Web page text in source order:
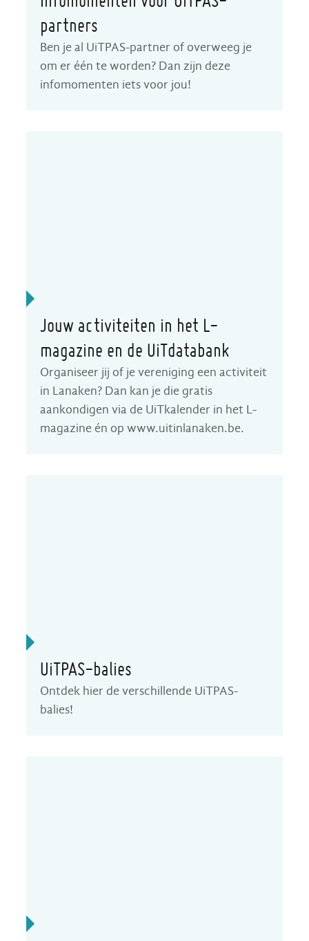
partners
Ben je al UiTPAS-partner of overweeg je
om er één te worden? Dan zijn deze
infomomenten iets voor jou!
Jouw activiteiten in het L-
magazine en de UiTdatabank
Organiseer jij of je vereniging een activiteit
in Lanaken? Dan kan je die gratis
aankondigen via de UiTkalender in het L-
magazine én op www.uitinlanaken.be.
UiTPAS-balies
Ontdek hier de verschillende UiTPAS-
balies!